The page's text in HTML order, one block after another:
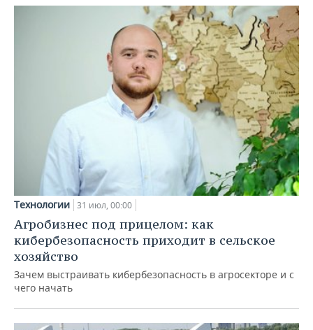
Технологии 31 июл, 00:00
Агробизнес под прицелом: как
кибербезопасность приходит в сельское
хозяйство
Зачем выстраивать кибербезопасность в агросекторе и с
чего начать